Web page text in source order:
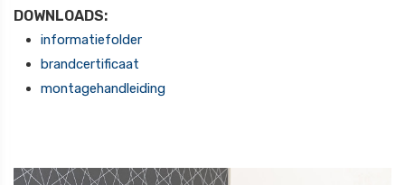
DOWNLOADS:
informatiefolder
brandcertificaat
montagehandleiding